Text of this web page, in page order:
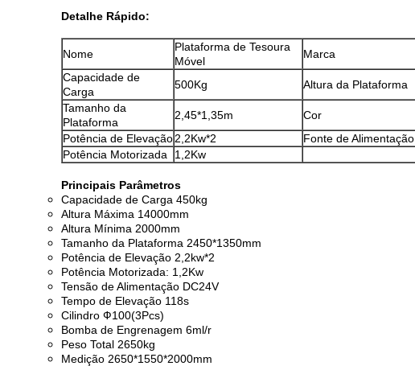
Detalhe Rápido:
Nome
Plataforma de Tesoura
Móvel
Marca
Capacidade de
Carga
500Kg Altura da Plataforma
Tamanho da
Plataforma
2,45*1,35m Cor
Potência de Elevação2,2Kw*2 Fonte de Alimentação
Potência Motorizada
1,2Kw
Principais Parâmetros
Capacidade de Carga 450kg
Altura Máxima 14000mm
Altura Mínima 2000mm
Tamanho da Plataforma 2450*1350mm
Potência de Elevação 2,2kw*2
Potência Motorizada: 1,2Kw
Tensão de Alimentação DC24V
Tempo de Elevação 118s
Cilindro Ф100(3Pcs)
Bomba de Engrenagem 6ml/r
Peso Total 2650kg
Medição 2650*1550*2000mm